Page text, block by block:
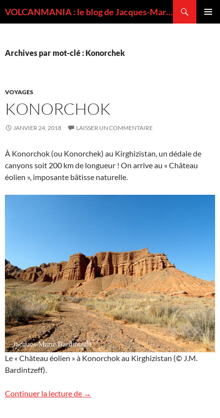
VOLCANMANIA : le blog de Jacques-Marie BARDINTZEFF, volcanologue
Archives par mot-clé : Konorchek
VOYAGES
KONORCHOK
JANVIER 24, 2018 LAISSER UN COMMENTAIRE
À Konorchok (ou Konorchek) au Kirghizistan, un dédale de
canyons soit 200 km de longueur ! On arrive au « Château
éolien », imposante bâtisse naturelle.
Le « Château éolien » à Konorchok au Kirghizistan (© J.M.
Bardintzeff).
Continuer la lecture de Konorchok
→